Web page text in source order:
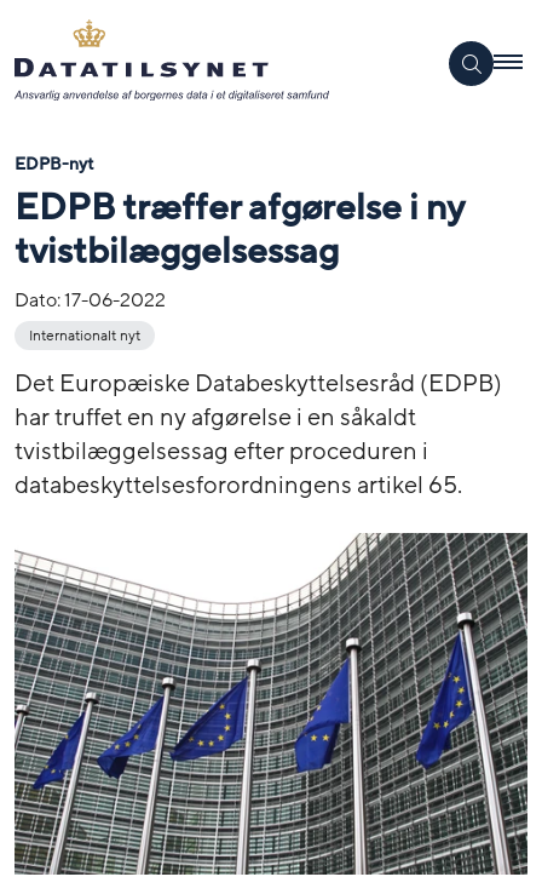
EDPB-nyt
EDPB træffer afgørelse i ny
tvistbilæggelsessag
Dato:17-06-2022
Internationalt nyt
Det Europæiske Databeskyttelsesråd (EDPB)
har truffet en ny afgørelse i en såkaldt
tvistbilæggelsessag efter proceduren i
databeskyttelsesforordningens artikel 65.